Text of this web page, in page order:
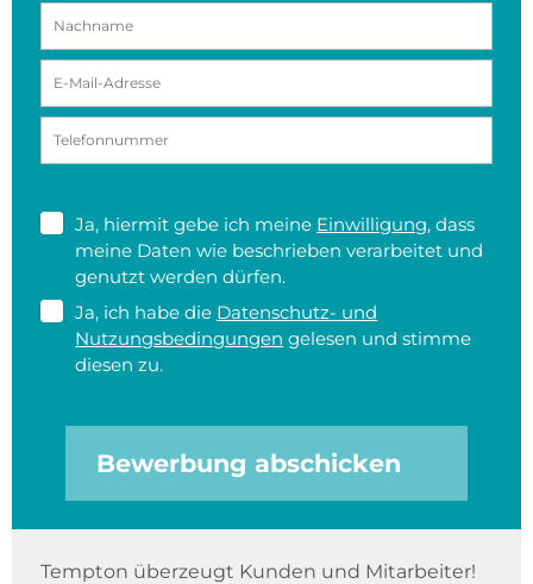
Ja, hiermit gebe ich meine Einwilligung, dass
meine Daten wie beschrieben verarbeitet und
genutzt werden dürfen.
Ja, ich habe die Datenschutz- und
Nutzungsbedingungen gelesen und stimme
diesen zu.
Bewerbung abschicken
Tempton überzeugt Kunden und Mitarbeiter!